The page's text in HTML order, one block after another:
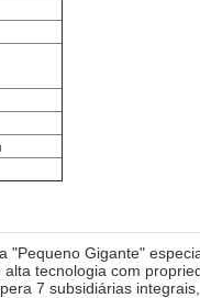
Gigante"
tecnologia com
7 subsidiárias